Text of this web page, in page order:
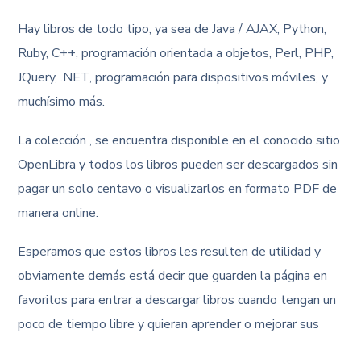
Hay libros de todo tipo, ya sea de Java / AJAX, Python,
Ruby, C++, programación orientada a objetos, Perl, PHP,
JQuery, .NET, programación para dispositivos móviles, y
muchísimo más.
La colección , se encuentra disponible en el conocido sitio
OpenLibra y todos los libros pueden ser descargados sin
pagar un solo centavo o visualizarlos en formato PDF de
manera online.
Esperamos que estos libros les resulten de utilidad y
obviamente demás está decir que guarden la página en
favoritos para entrar a descargar libros cuando tengan un
poco de tiempo libre y quieran aprender o mejorar sus